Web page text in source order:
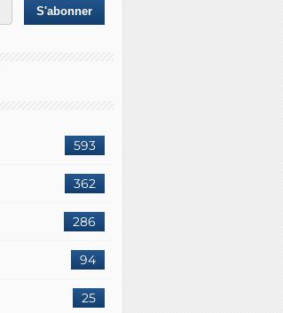
593
362
286
94
25